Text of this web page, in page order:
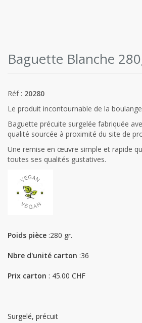
Baguette Blanche
Réf : 20280
Le produit incontournable de la
Baguette précuite surgelée fabriquée
qualité sourcée à proximité du site de
Une remise en œuvre simple et rapide
toutes ses qualités gustatives.
Poids pièce :280 gr.
Nbre d'unité carton :36
Prix carton : 45.00 CHF
Surgelé, précuit